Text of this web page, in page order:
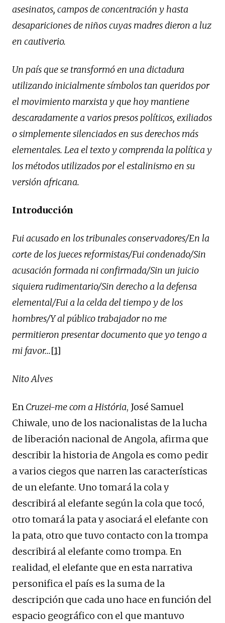
asesinatos, campos de concentración y hasta
desapariciones de niños cuyas madres dieron a luz
en cautiverio.
Un país que se transformó en una dictadura
utilizando inicialmente símbolos tan queridos por
el movimiento marxista y que hoy mantiene
descaradamente a varios presos políticos, exiliados
o simplemente silenciados en sus derechos más
elementales. Lea el texto y comprenda la política y
los métodos utilizados por el estalinismo en su
versión africana.
Introducción
Fui acusado en los tribunales conservadores/En la
corte de los jueces reformistas/Fui condenado/Sin
acusación formada ni confirmada/Sin un juicio
siquiera rudimentario/Sin derecho a la defensa
elemental/Fui a la celda del tiempo y de los
hombres/Y al público trabajador no me
permitieron presentar documento que yo tengo a
mi favor…[1]
Nito Alves
En Cruzei-me com a História, José Samuel
Chiwale, uno de los nacionalistas de la lucha
de liberación nacional de Angola, afirma que
describir la historia de Angola es como pedir
a varios ciegos que narren las características
de un elefante. Uno tomará la cola y
describirá al elefante según la cola que tocó,
otro tomará la pata y asociará el elefante con
la pata, otro que tuvo contacto con la trompa
describirá al elefante como trompa. En
realidad, el elefante que en esta narrativa
personifica el país es la suma de la
descripción que cada uno hace en función del
espacio geográfico con el que mantuvo